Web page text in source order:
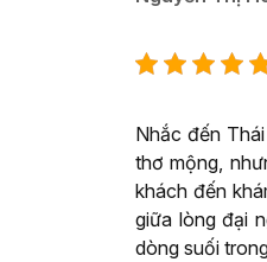
Nhắc đến
thơ mộng,
khách đến
giữa lòng đại
dòng suối